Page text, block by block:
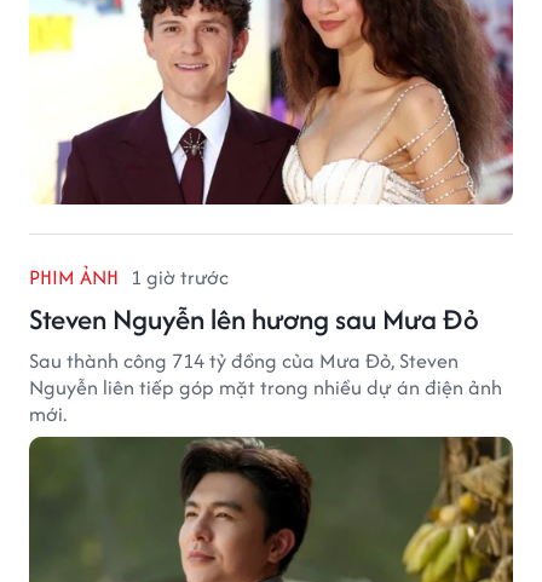
PHIM ẢNH 1 giờ trước
Steven Nguyễn lên hương sau Mưa Đỏ
Sau thành công 714 tỷ đồng của Mưa Đỏ, Steven
Nguyễn liên tiếp góp mặt trong nhiều dự án điện ảnh
mới.